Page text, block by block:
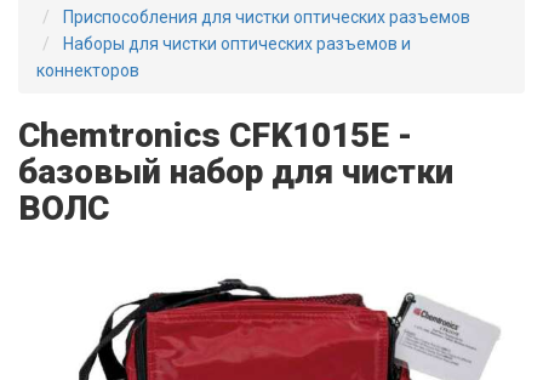
Приспособления для чистки оптических разъемов
Наборы для чистки оптических разъемов и
коннекторов
Chemtronics CFK1015E -
базовый набор для чистки
ВОЛС